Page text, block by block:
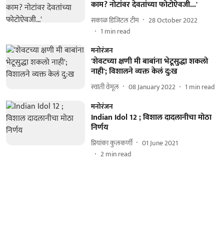
काम? नोटांवर देवतांच्या फोटोऐवजी...'
सकाळ डिजिटल टीम
28 October 2022
1 min read
मनोरंजन
'शेवटच्या क्षणी मी बाबांना भेटूसुद्धा शकलो
नाही'; विशालने व्यक्त केलं दु:ख
स्वाती वेमूल 08 January 2022 1 min read
मनोरंजन
Indian Idol 12 ; विशाल दादलानीचा मोठा
निर्णय
प्रियांका कुलकर्णी
01 June 2021
2min read